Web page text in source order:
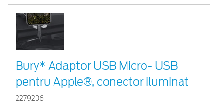
Bury* Adaptor USB Micro- USB
pentru Apple®, conector iluminat
2279206